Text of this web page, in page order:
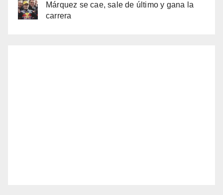
Márquez se cae, sale de último y gana la
carrera